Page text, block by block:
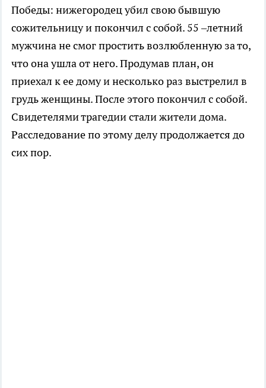
Победы: нижегородец убил свою бывшую
сожительницу и покончил с собой. 55 –летний
мужчина не смог простить возлюбленную за то,
что она ушла от него. Продумав план, он
приехал к ее дому и несколько раз выстрелил в
грудь женщины. После этого покончил с собой.
Свидетелями трагедии стали жители дома.
Расследование по этому делу продолжается до
сих пор.